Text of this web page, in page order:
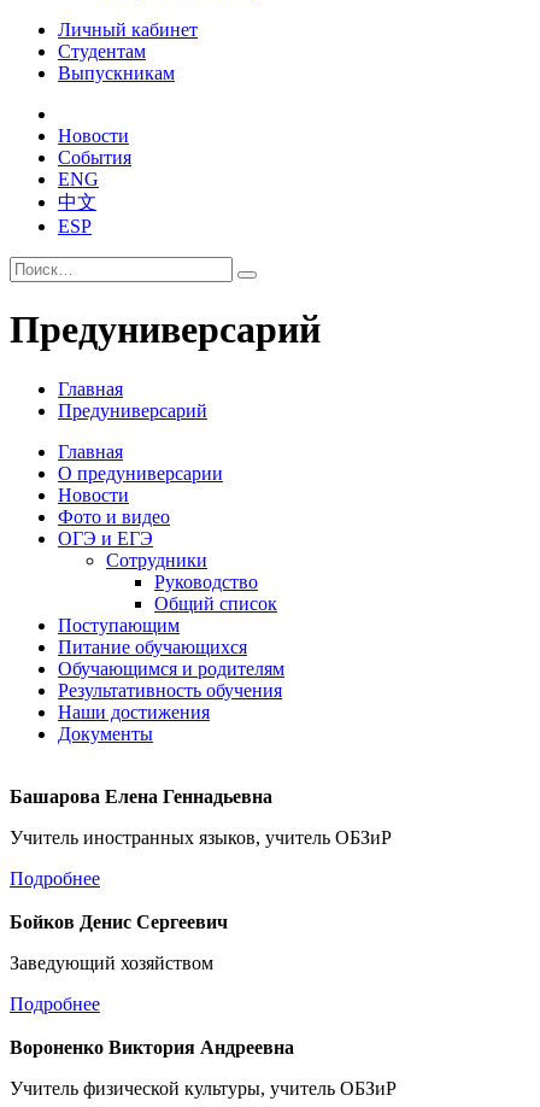
Личный кабинет
Студентам
Выпускникам
Новости
События
ENG
中文
ESP
Предуниверсарий
Главная
Предуниверсарий
Главная
О предуниверсарии
Новости
Фото и видео
ОГЭ и ЕГЭ
Сотрудники
Руководство
Общий список
Поступающим
Питание обучающихся
Обучающимся и родителям
Результативность обучения
Наши достижения
Документы
Башарова Елена Геннадьевна
Учитель иностранных языков, учитель ОБЗиР
Подробнее
Бойков Денис Сергеевич
Заведующий хозяйством
Подробнее
Вороненко Виктория Андреевна
Учитель физической культуры, учитель ОБЗиР